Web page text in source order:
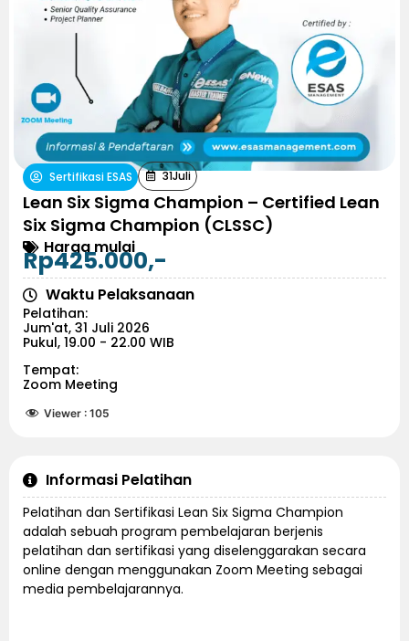
Sertifikasi ESAS 31Juli
Lean Six Sigma Champion – Certified Lean
Six Sigma Champion (CLSSC)
Harga mulai
Rp425.000,-
Waktu Pelaksanaan
Pelatihan:
Jum'at, 31 Juli 2026
Pukul, 19.00 - 22.00 WIB
Tempat:
Zoom Meeting
Viewer : 105
Informasi Pelatihan
Pelatihan dan Sertifikasi Lean Six Sigma Champion
adalah sebuah program pembelajaran berjenis
pelatihan dan sertifikasi yang diselenggarakan secara
online dengan menggunakan Zoom Meeting sebagai
media pembelajarannya.